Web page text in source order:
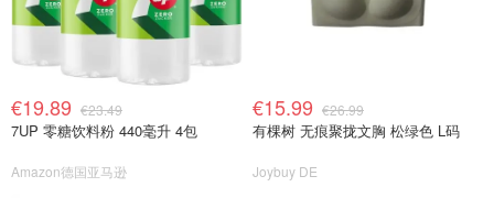
€19.89 €23.49
7UP 零糖饮料粉 440毫升 4包
Amazon德国亚马逊
€15.99 €26.99
有棵树 无痕聚拢文胸 松绿色 L码
Joybuy DE